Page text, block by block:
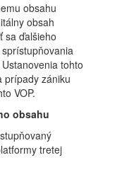
obsahu
obsah
sa ďalšieho
tohto
prípady zániku
VOP.
obsahu
tretej